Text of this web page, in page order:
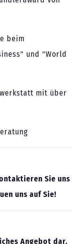
beim
und "World
mit über
Sie uns
uns auf Sie!
Angebot dar.